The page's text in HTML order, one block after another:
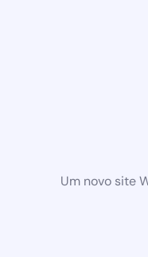
Um novo site